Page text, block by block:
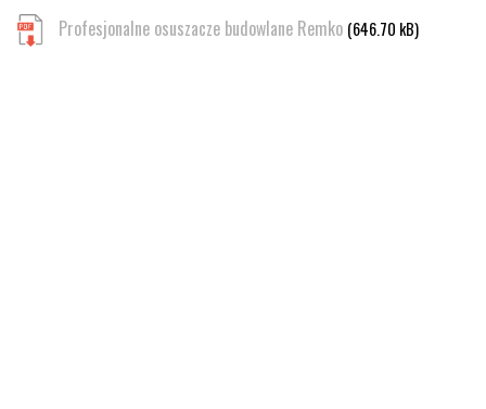
Profesjonalne osuszacze budowlane Remko (646.70 kB)